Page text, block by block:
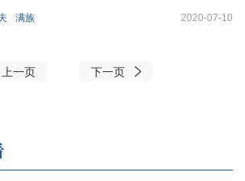
满族 2020-07-10
上一页 下一页